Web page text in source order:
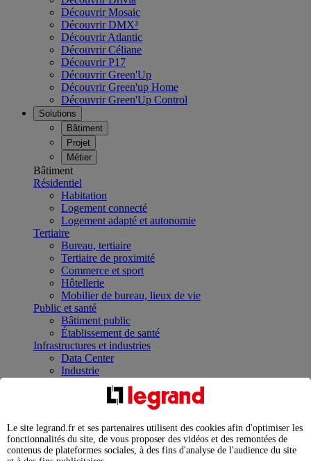
Découvrir Mosaic
Découvrir DMX³
Découvrir Atlantic
Découvrir Céliane
Découvrir P17
Découvrir Green'Up
Découvrir Green'up Home
Découvrir Green'Up Control
Solutions
Bâtiment
Projet
Métier
Bâtiment
Résidentiel
Habitation
Logement connecté
Logement adapté et autonomie
Tertiaire
Bureau, tertiaire
Tertiaire de proximité
Commerce et sport
Hôtellerie
Mobilier de bureau, lieux de vie
Public et santé
Bâtiment public
Établissement de santé
Infrastructures et industries
Data Center
Industrie
Infrastructures
Contrôler et planifier le fonctionnement des appareils
Répartir et optimiser son tableau électrique
Legrand Data Center Solutions : concentrer les
expertises au service de vos performances
Le site legrand.fr et ses partenaires utilisent des cookies afin d'optimiser les
fonctionnalités du site, de vous proposer des vidéos et des remontées de
contenus de plateformes sociales, à des fins d'analyse de l'audience du site